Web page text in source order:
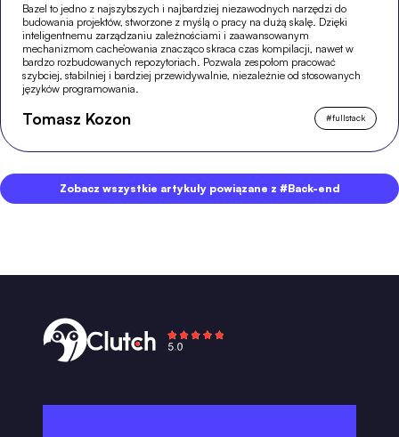
Bazel to jedno z najszybszych i najbardziej niezawodnych narzędzi do
budowania projektów, stworzone z myślą o pracy na dużą skalę. Dzięki
inteligentnemu zarządzaniu zależnościami i zaawansowanym
mechanizmom cache’owania znacząco skraca czas kompilacji, nawet w
bardzo rozbudowanych repozytoriach. Pozwala zespołom pracować
szybciej, stabilniej i bardziej przewidywalnie, niezależnie od stosowanych
języków programowania.
Tomasz Kozon #fullstack
Zobacz wszystkie artykuły powiązane z #Back-end